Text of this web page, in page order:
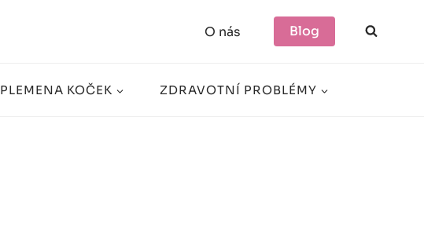
O nás Blog
PLEMENA KOČEK ZDRAVOTNÍ PROBLÉMY